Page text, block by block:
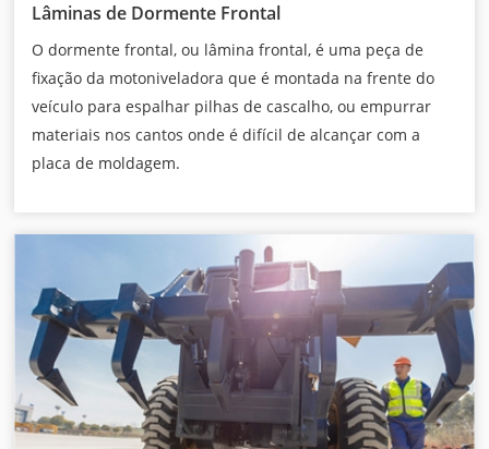
Lâminas de Dormente Frontal
O dormente frontal, ou lâmina frontal, é uma peça de
fixação da motoniveladora que é montada na frente do
veículo para espalhar pilhas de cascalho, ou empurrar
materiais nos cantos onde é difícil de alcançar com a
placa de moldagem.